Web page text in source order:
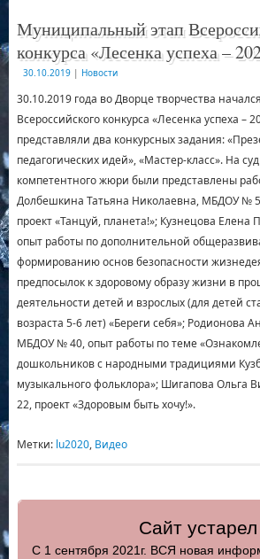
Муниципальный этап
конкурса «Лесенка успеха –
30.10.2019 | Новости
30.10.2019 года во Дворце творчества
Всероссийского конкурса «Лесенка успеха –
представляли два конкурсных задания:
педагогических идей», «Мастер-класс». На
компетентного жюри были представлены
Долбешкина Татьяна Николаевна, МБДОУ №
проект «Танцуй, планета!»; Кузнецова
опыт работы по дополнительной
формированию основ безопасности
предпосылок к здоровому образу жизни в
деятельности детей и взрослых (для детей
возраста 5-6 лет) «Береги себя»; Родионова
МБДОУ № 40, опыт работы по теме
дошкольников с народными традициями
музыкального фольклора»; Шигапова Ольга
22, проект «Здоровым быть хочу!».
Метки: lu2020, Видео
Сайт устарел
С 1 сентября 2021г. ВСЯ новая